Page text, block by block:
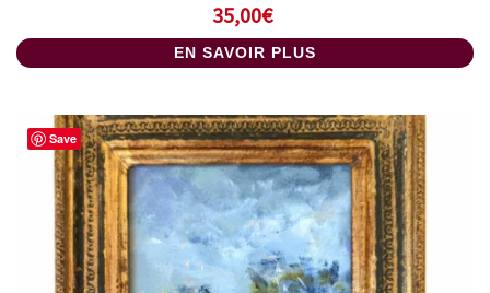
35,00€
EN SAVOIR PLUS
Save